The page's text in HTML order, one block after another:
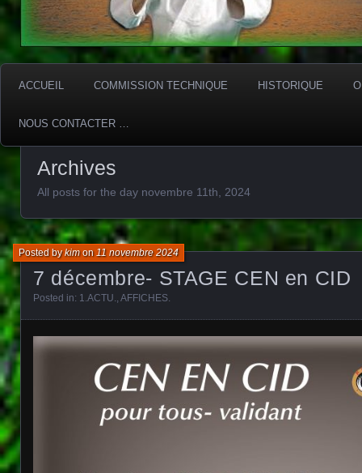
ACCUEIL COMMISSION TECHNIQUE HISTORIQUE
NOUS CONTACTER …
Archives
All posts for the day novembre 11th, 2024
7 décembre- STAGE CEN en CID
Posted bykimon 11 novembre 2024
Posted in: 1.ACTU. AFFICHES